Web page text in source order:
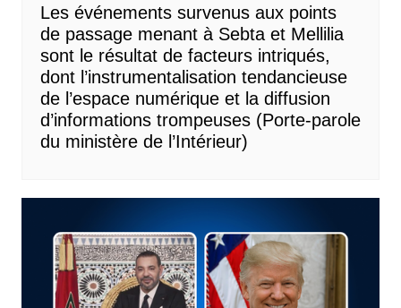
Les événements survenus aux points
de passage menant à Sebta et Mellilia
sont le résultat de facteurs intriqués,
dont l’instrumentalisation tendancieuse
de l’espace numérique et la diffusion
d’informations trompeuses (Porte-parole
du ministère de l’Intérieur)